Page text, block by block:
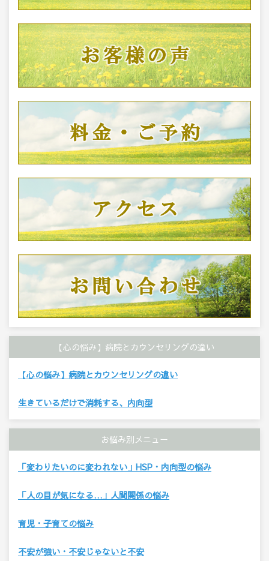
【心の悩み】病院とカウンセリングの違い
【心の悩み】病院とカウンセリングの違い
生きているだけで消耗する、内向型
お悩み別メニュー
「変わりたいのに変われない」HSP・内向型の悩み
「人の目が気になる…」人間関係の悩み
育児・子育ての悩み
不安が強い・不安じゃないと不安